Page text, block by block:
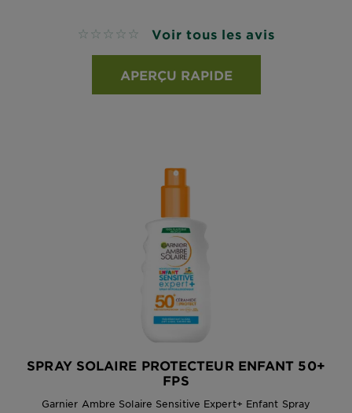
No reviews Voir tous les avis
APERÇU RAPIDE
SPRAY SOLAIRE PROTECTEUR ENFANT 50+
FPS
Garnier Ambre Solaire Sensitive Expert+ Enfant Spray